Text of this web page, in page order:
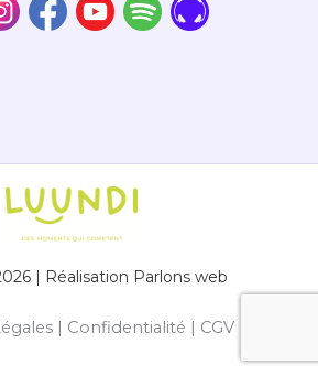
| Réalisation Parlons web
| Confidentialité | CGV